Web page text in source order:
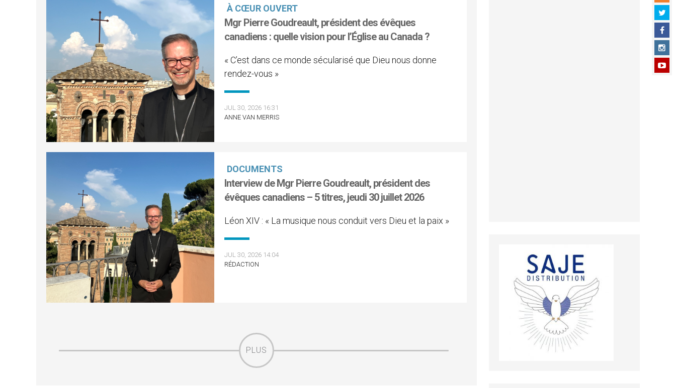
À CŒUR OUVERT
Mgr Pierre Goudreault, président des évêques
canadiens : quelle vision pour l’Église au Canada ?
« C’est dans ce monde sécularisé que Dieu nous donne
rendez-vous »
JUL 30, 2026 16:31
ANNE VAN MERRIS
DOCUMENTS
Interview de Mgr Pierre Goudreault, président des
évêques canadiens – 5 titres, jeudi 30 juillet 2026
Léon XIV : « La musique nous conduit vers Dieu et la paix »
JUL 30, 2026 14:04
RÉDACTION
PLUS